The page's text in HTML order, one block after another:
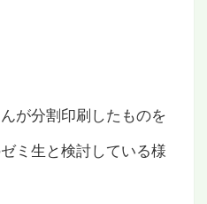
が分割印刷したものを
ミ生と検討している様